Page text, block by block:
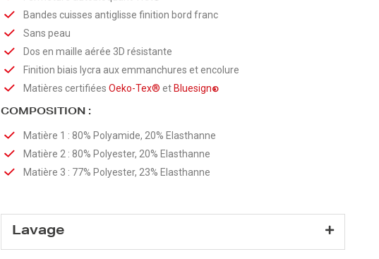
Bandes cuisses antiglisse finition bord franc
Sans peau
Dos en maille aérée 3D résistante
Finition biais lycra aux emmanchures et encolure
Matières certifiées Oeko-Tex® et Bluesign®
COMPOSITION :
Matière 1 : 80% Polyamide, 20% Elasthanne
Matière 2 : 80% Polyester, 20% Elasthanne
Matière 3 : 77% Polyester, 23% Elasthanne
Lavage